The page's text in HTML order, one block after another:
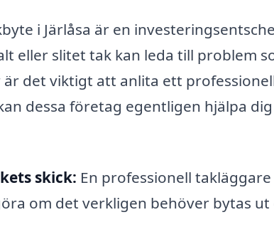
i Järlåsa är en
eller slitet tak kan leda till problem
det viktigt att anlita ett
dessa företag egentligen hjälpa
skick: En professionell
om det verkligen behöver bytas